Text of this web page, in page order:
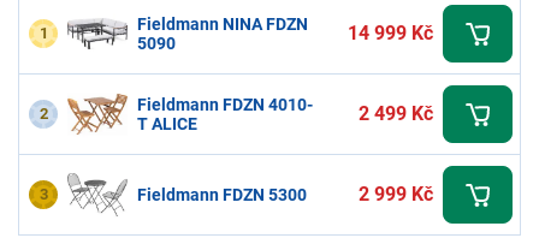
1
Fieldmann NINA FDZN
5090
14 999 Kč
2
Fieldmann FDZN 4010-
T ALICE
2 499 Kč
3 Fieldmann FDZN 5300 2 999 Kč